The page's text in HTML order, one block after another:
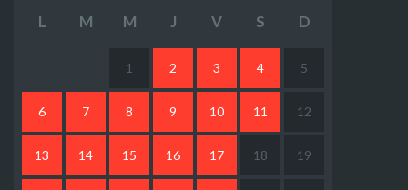
L M M J V S D
1 2 3 4 5
6 7 8 9 10 11 12
13 14 15 16 17 18 19